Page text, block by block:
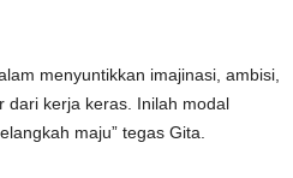
menyuntikkan imajinasi, ambisi,
dari kerja keras. Inilah modal
maju” tegas Gita.